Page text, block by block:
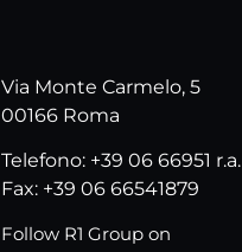
Via Monte Carmelo, 5
00166 Roma
Telefono: +39 06 66951 r.a.
Fax: +39 06 66541879
Follow R1 Group on